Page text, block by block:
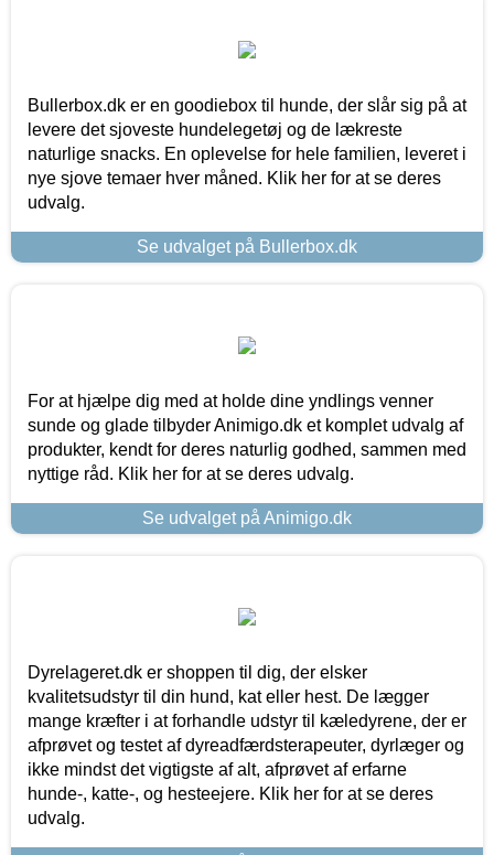
Bullerbox.dk er en goodiebox til hunde, der slår sig på at
levere det sjoveste hundelegetøj og de lækreste
naturlige snacks. En oplevelse for hele familien, leveret i
nye sjove temaer hver måned. Klik her for at se deres
udvalg.
Se udvalget på Bullerbox.dk
For at hjælpe dig med at holde dine yndlings venner
sunde og glade tilbyder Animigo.dk et komplet udvalg af
produkter, kendt for deres naturlig godhed, sammen med
nyttige råd. Klik her for at se deres udvalg.
Se udvalget på Animigo.dk
Dyrelageret.dk er shoppen til dig, der elsker
kvalitetsudstyr til din hund, kat eller hest. De lægger
mange kræfter i at forhandle udstyr til kæledyrene, der er
afprøvet og testet af dyreadfærdsterapeuter, dyrlæger og
ikke mindst det vigtigste af alt, afprøvet af erfarne
hunde-, katte-, og hesteejere. Klik her for at se deres
udvalg.